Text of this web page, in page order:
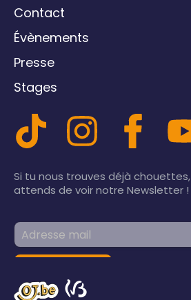
Contact
Évènements
Presse
Stages
Si tu nous trouves déjà chouettes,
attends de voir notre Newsletter !